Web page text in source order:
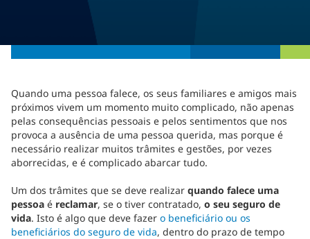
Quando uma pessoa falece, os seus familiares e amigos mais
próximos vivem um momento muito complicado, não apenas
pelas consequências pessoais e pelos sentimentos que nos
provoca a ausência de uma pessoa querida, mas porque é
necessário realizar muitos trâmites e gestões, por vezes
aborrecidas, e é complicado abarcar tudo.
Um dos trâmites que se deve realizar quando falece uma
pessoa é reclamar, se o tiver contratado, o seu seguro de
vida. Isto é algo que deve fazer o beneficiário ou os
beneficiários do seguro de vida, dentro do prazo de tempo